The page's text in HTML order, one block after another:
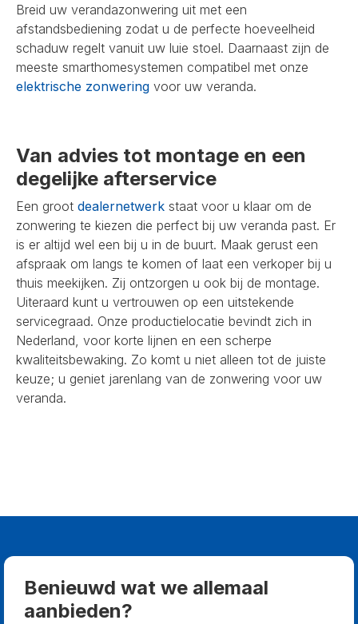
Breid uw verandazonwering uit met een
afstandsbediening zodat u de perfecte hoeveelheid
schaduw regelt vanuit uw luie stoel. Daarnaast zijn de
meeste smarthomesystemen compatibel met onze
elektrische zonwering voor uw veranda.
Van advies tot montage en een
degelijke afterservice
Een groot dealernetwerk staat voor u klaar om de
zonwering te kiezen die perfect bij uw veranda past. Er
is er altijd wel een bij u in de buurt. Maak gerust een
afspraak om langs te komen of laat een verkoper bij u
thuis meekijken. Zij ontzorgen u ook bij de montage.
Uiteraard kunt u vertrouwen op een uitstekende
servicegraad. Onze productielocatie bevindt zich in
Nederland, voor korte lijnen en een scherpe
kwaliteitsbewaking. Zo komt u niet alleen tot de juiste
keuze; u geniet jarenlang van de zonwering voor uw
veranda.
Benieuwd wat we allemaal
aanbieden?